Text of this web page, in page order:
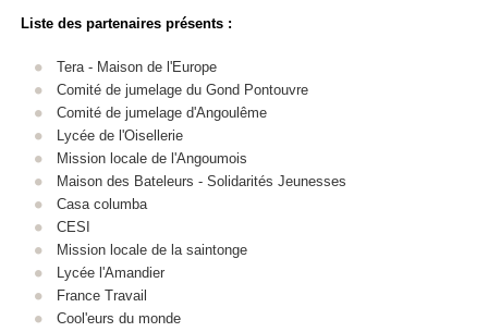
Liste des partenaires présents :
Tera - Maison de l'Europe
Comité de jumelage du Gond Pontouvre
Comité de jumelage d'Angoulême
Lycée de l'Oisellerie
Mission locale de l'Angoumois
Maison des Bateleurs - Solidarités Jeunesses
Casa columba
CESI
Mission locale de la saintonge
Lycée l'Amandier
France Travail
Cool'eurs du monde